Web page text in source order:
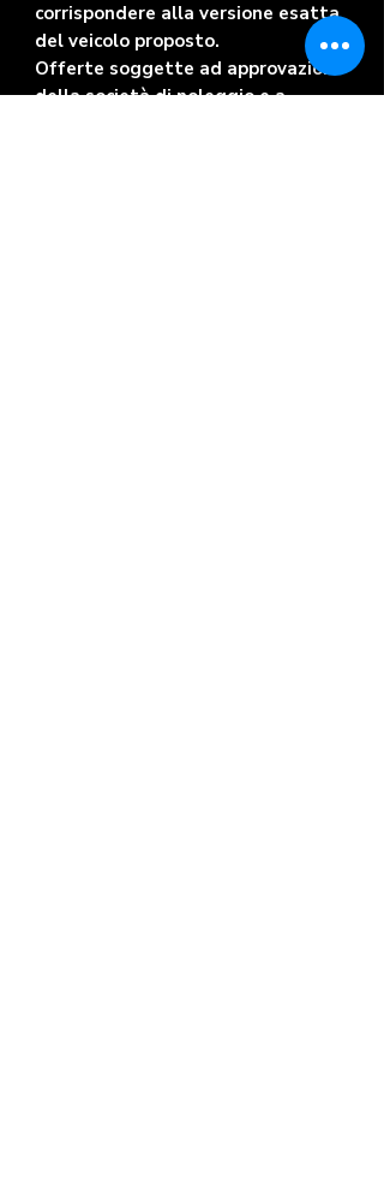
corrispondere alla versione esatta
del veicolo proposto.
Offerte soggette ad approvazione
della società di noleggio e a